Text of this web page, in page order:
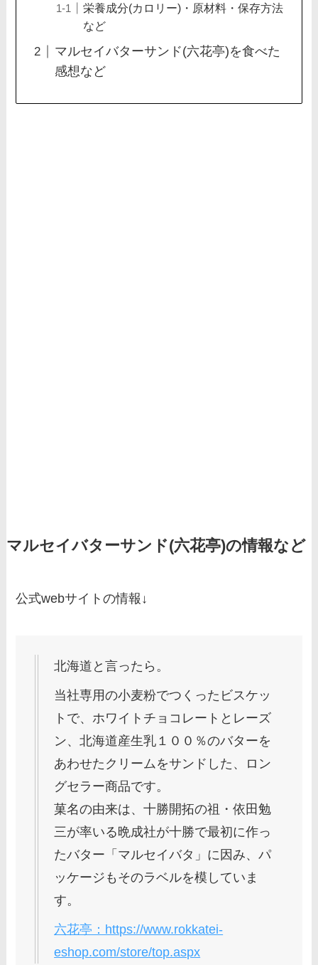
栄養成分(カロリー)・原材料・保存方法
など
マルセイバターサンド(六花亭)を食べた
感想など
マルセイバターサンド(六花亭)の情報など
公式webサイトの情報↓
北海道と言ったら。
当社専用の小麦粉でつくったビスケッ
トで、ホワイトチョコレートとレーズ
ン、北海道産生乳１００％のバターを
あわせたクリームをサンドした、ロン
グセラー商品です。
菓名の由来は、十勝開拓の祖・依田勉
三が率いる晩成社が十勝で最初に作っ
たバター「マルセイバタ」に因み、パ
ッケージもそのラベルを模していま
す。
六花亭：https://www.rokkatei-
eshop.com/store/top.aspx